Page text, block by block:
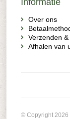
Informatie
Over ons
Verzenden
Afhalen van
© Copyright 2026